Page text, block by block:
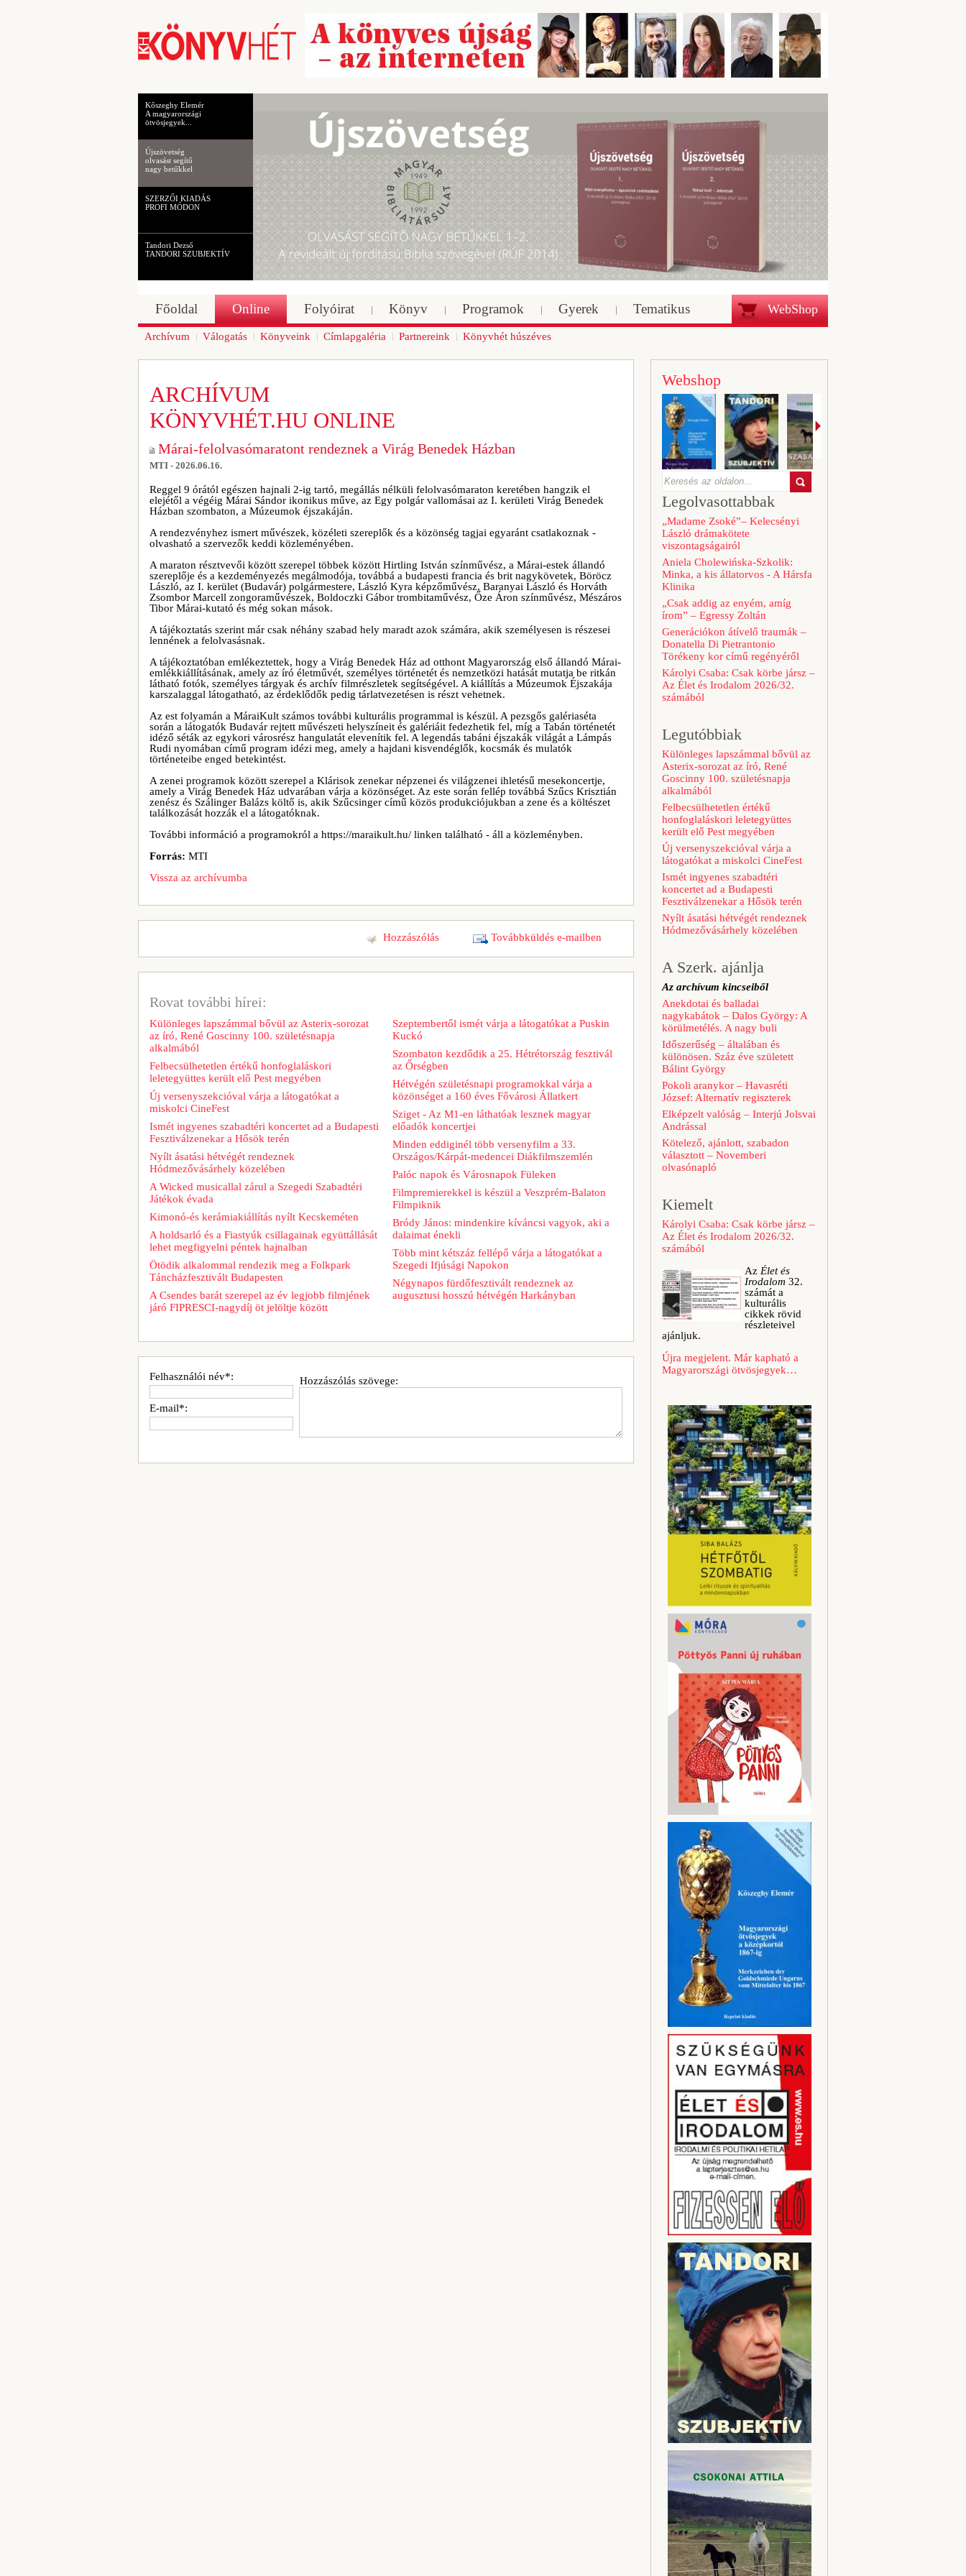
Kőszeghy Elemér
A magyarországi
ötvösjegyek...
Újszövetség
olvasást segítő
nagy betűkkel
SZERZŐI KIADÁS
PROFI MÓDON
Tandori Dezső
TANDORI SZUBJEKTÍV
WebShop
Főoldal Online Folyóirat Könyv Programok Gyerek Tematikus
Archívum Válogatás Könyveink Címlapgaléria Partnereink Könyvhét húszéves
ARCHÍVUM
KÖNYVHÉT.HU ONLINE
Márai-felolvasómaratont rendeznek a Virág Benedek Házban
MTI - 2026.06.16.
Reggel 9 órától egészen hajnali 2-ig tartó, megállás nélküli felolvasómaraton keretében hangzik el
elejétől a végéig Márai Sándor ikonikus műve, az Egy polgár vallomásai az I. kerületi Virág Benedek
Házban szombaton, a Múzeumok éjszakáján.
A rendezvényhez ismert művészek, közéleti szereplők és a közönség tagjai egyaránt csatlakoznak -
olvasható a szervezők keddi közleményében.
A maraton résztvevői között szerepel többek között Hirtling István színművész, a Márai-estek állandó
szereplője és a kezdeményezés megálmodója, továbbá a budapesti francia és brit nagykövetek, Böröcz
László, az I. kerület (Budavár) polgármestere, László Kyra képzőművész, Baranyai László és Horváth
Zsombor Marcell zongoraművészek, Boldoczki Gábor trombitaművész, Őze Áron színművész, Mészáros
Tibor Márai-kutató és még sokan mások.
A tájékoztatás szerint már csak néhány szabad hely maradt azok számára, akik személyesen is részesei
lennének a felolvasásnak.
A tájékoztatóban emlékeztettek, hogy a Virág Benedek Ház ad otthont Magyarország első állandó Márai-
emlékkiállításának, amely az író életművét, személyes történetét és nemzetközi hatását mutatja be ritkán
látható fotók, személyes tárgyak és archív filmrészletek segítségével. A kiállítás a Múzeumok Éjszakája
karszalaggal látogatható, az érdeklődők pedig tárlatvezetésen is részt vehetnek.
Az est folyamán a MáraiKult számos további kulturális programmal is készül. A pezsgős galériaséta
során a látogatók Budavár rejtett művészeti helyszíneit és galériáit fedezhetik fel, míg a Tabán történetét
idéző séták az egykori városrész hangulatát elevenítik fel. A legendás tabáni éjszakák világát a Lámpás
Rudi nyomában című program idézi meg, amely a hajdani kisvendéglők, kocsmák és mulatók
történeteibe enged betekintést.
A zenei programok között szerepel a Klárisok zenekar népzenei és világzenei ihletésű mesekoncertje,
amely a Virág Benedek Ház udvarában várja a közönséget. Az este során fellép továbbá Szűcs Krisztián
zenész és Szálinger Balázs költő is, akik Szűcsinger című közös produkciójukban a zene és a költészet
találkozását hozzák el a látogatóknak.
További információ a programokról a https://maraikult.hu/ linken található - áll a közleményben.
Forrás: MTI
Vissza az archívumba
Továbbküldés e-mailben
Hozzászólás
Rovat további hírei:
Különleges lapszámmal bővül az Asterix-sorozat
az író, René Goscinny 100. születésnapja
alkalmából
Felbecsülhetetlen értékű honfoglaláskori
leletegyüttes került elő Pest megyében
Új versenyszekcióval várja a látogatókat a
miskolci CineFest
Ismét ingyenes szabadtéri koncertet ad a Budapesti
Fesztiválzenekar a Hősök terén
Nyílt ásatási hétvégét rendeznek
Hódmezővásárhely közelében
A Wicked musicallal zárul a Szegedi Szabadtéri
Játékok évada
Kimonó-és kerámiakiállítás nyílt Kecskeméten
A holdsarló és a Fiastyúk csillagainak együttállását
lehet megfigyelni péntek hajnalban
Ötödik alkalommal rendezik meg a Folkpark
Táncházfesztivált Budapesten
A Csendes barát szerepel az év legjobb filmjének
járó FIPRESCI-nagydíj öt jelöltje között
Szeptembertől ismét várja a látogatókat a Puskin
Kuckó
Szombaton kezdődik a 25. Hétrétország fesztivál
az Őrségben
Hétvégén születésnapi programokkal várja a
közönséget a 160 éves Fővárosi Állatkert
Sziget - Az M1-en láthatóak lesznek magyar
előadók koncertjei
Minden eddiginél több versenyfilm a 33.
Országos/Kárpát-medencei Diákfilmszemlén
Palóc napok és Városnapok Füleken
Filmpremierekkel is készül a Veszprém-Balaton
Filmpiknik
Bródy János: mindenkire kíváncsi vagyok, aki a
dalaimat énekli
Több mint kétszáz fellépő várja a látogatókat a
Szegedi Ifjúsági Napokon
Négynapos fürdőfesztivált rendeznek az
augusztusi hosszú hétvégén Harkányban
Hozzászólás szövege:
Felhasználói név*:
E-mail*:
Webshop
Legolvasottabbak
„Madame Zsoké”– Kelecsényi
László drámakötete
viszontagságairól
Aniela Cholewińska-Szkolik:
Minka, a kis állatorvos - A Hársfa
Klinika
„Csak addig az enyém, amíg
írom” – Egressy Zoltán
Generációkon átívelő traumák –
Donatella Di Pietrantonio
Törékeny kor című regényéről
Károlyi Csaba: Csak körbe jársz –
Az Élet és Irodalom 2026/32.
számából
Legutóbbiak
Különleges lapszámmal bővül az
Asterix-sorozat az író, René
Goscinny 100. születésnapja
alkalmából
Felbecsülhetetlen értékű
honfoglaláskori leletegyüttes
került elő Pest megyében
Új versenyszekcióval várja a
látogatókat a miskolci CineFest
Ismét ingyenes szabadtéri
koncertet ad a Budapesti
Fesztiválzenekar a Hősök terén
Nyílt ásatási hétvégét rendeznek
Hódmezővásárhely közelében
A Szerk. ajánlja
Az archívum kincseiből
Anekdotai és balladai
nagykabátok – Dalos György: A
körülmetélés. A nagy buli
Időszerűség – általában és
különösen. Száz éve született
Bálint György
Pokoli aranykor – Havasréti
József: Alternatív regiszterek
Elképzelt valóság – Interjú Jolsvai
Andrással
Kötelező, ajánlott, szabadon
választott – Novemberi
olvasónapló
Kiemelt
Károlyi Csaba: Csak körbe jársz –
Az Élet és Irodalom 2026/32.
számából
Az Élet és
Irodalom 32.
számát a
kulturális
cikkek rövid
részleteivel
ajánljuk.
Újra megjelent. Már kapható a
Magyarországi ötvösjegyek…